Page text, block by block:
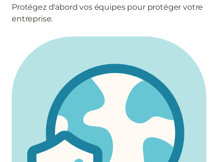
Protégez d'abord vos équipes pour protéger votre
entreprise.